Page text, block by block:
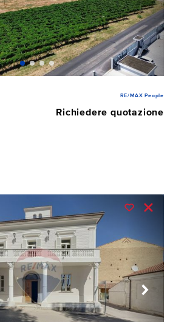
RE/MAX People
Richiedere quotazione